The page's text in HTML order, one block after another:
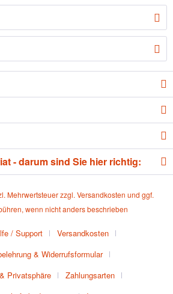
- darum sind Sie hier richtig:
Mehrwertsteuer zzgl. Versandkosten und ggf.
wenn nicht anders beschrieben
/ Support
Versandkosten
& Widerrufsformular
Privatsphäre
Zahlungsarten